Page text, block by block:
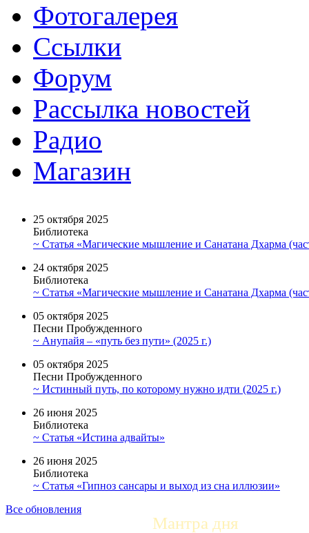
Фотогалерея
Ссылки
Форум
Рассылка новостей
Радио
Магазин
25 октября 2025
Библиотека
~ Статья «Магические мышление и Санатана Дхарма
24 октября 2025
Библиотека
~ Статья «Магические мышление и Санатана Дхарма
05 октября 2025
Песни Пробужденного
~ Анупайя – «путь без пути» (2025 г.)
05 октября 2025
Песни Пробужденного
~ Истинный путь, по которому нужно идти (2025 г.)
26 июня 2025
Библиотека
~ Статья «Истина адвайты»
26 июня 2025
Библиотека
~ Статья «Гипноз сансары и выход из сна иллюзии»
Все обновления
Мантра дня